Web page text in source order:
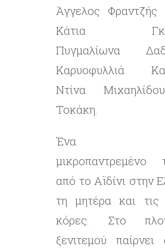
Άγγελος Φραντζής
Κάτια
Πυγμαλίωνα
Καρυοφυλλιά
Ντίνα
Τοκάκη.
Ένα
μικροπαντρεμένο
από το Αϊδίνι στην
τη μητέρα και
κόρες. Στο
ξενιτεμού